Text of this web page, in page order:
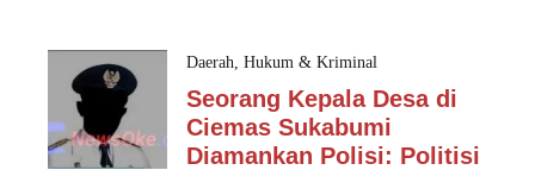
Daerah, Hukum & Kriminal
Seorang Kepala Desa di
Ciemas Sukabumi
Diamankan Polisi: Politisi